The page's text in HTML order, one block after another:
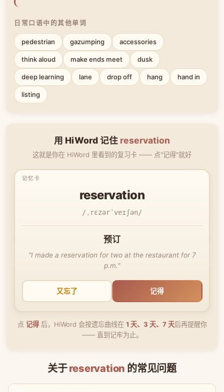
日常口语中的其他单词
pedestrian gazumping accessories
think aloud make ends meet dusk
deep learning lane drop off hang hand in
listing
用 HiWord 记住 reservation
这就是你在 HiWord 里看到的复习卡 —— 点"记得"就好
reservation
/ˌrɛzərˈveɪʃən/
预订
"I made a reservation for two at the restaurant for 7
p.m."
又忘了 记得
点 记得后，HiWord 会按遗忘曲线在 1 天、3 天、7 天后再提醒你
—— 直到记牢为止。
关于reservation 的常见问题